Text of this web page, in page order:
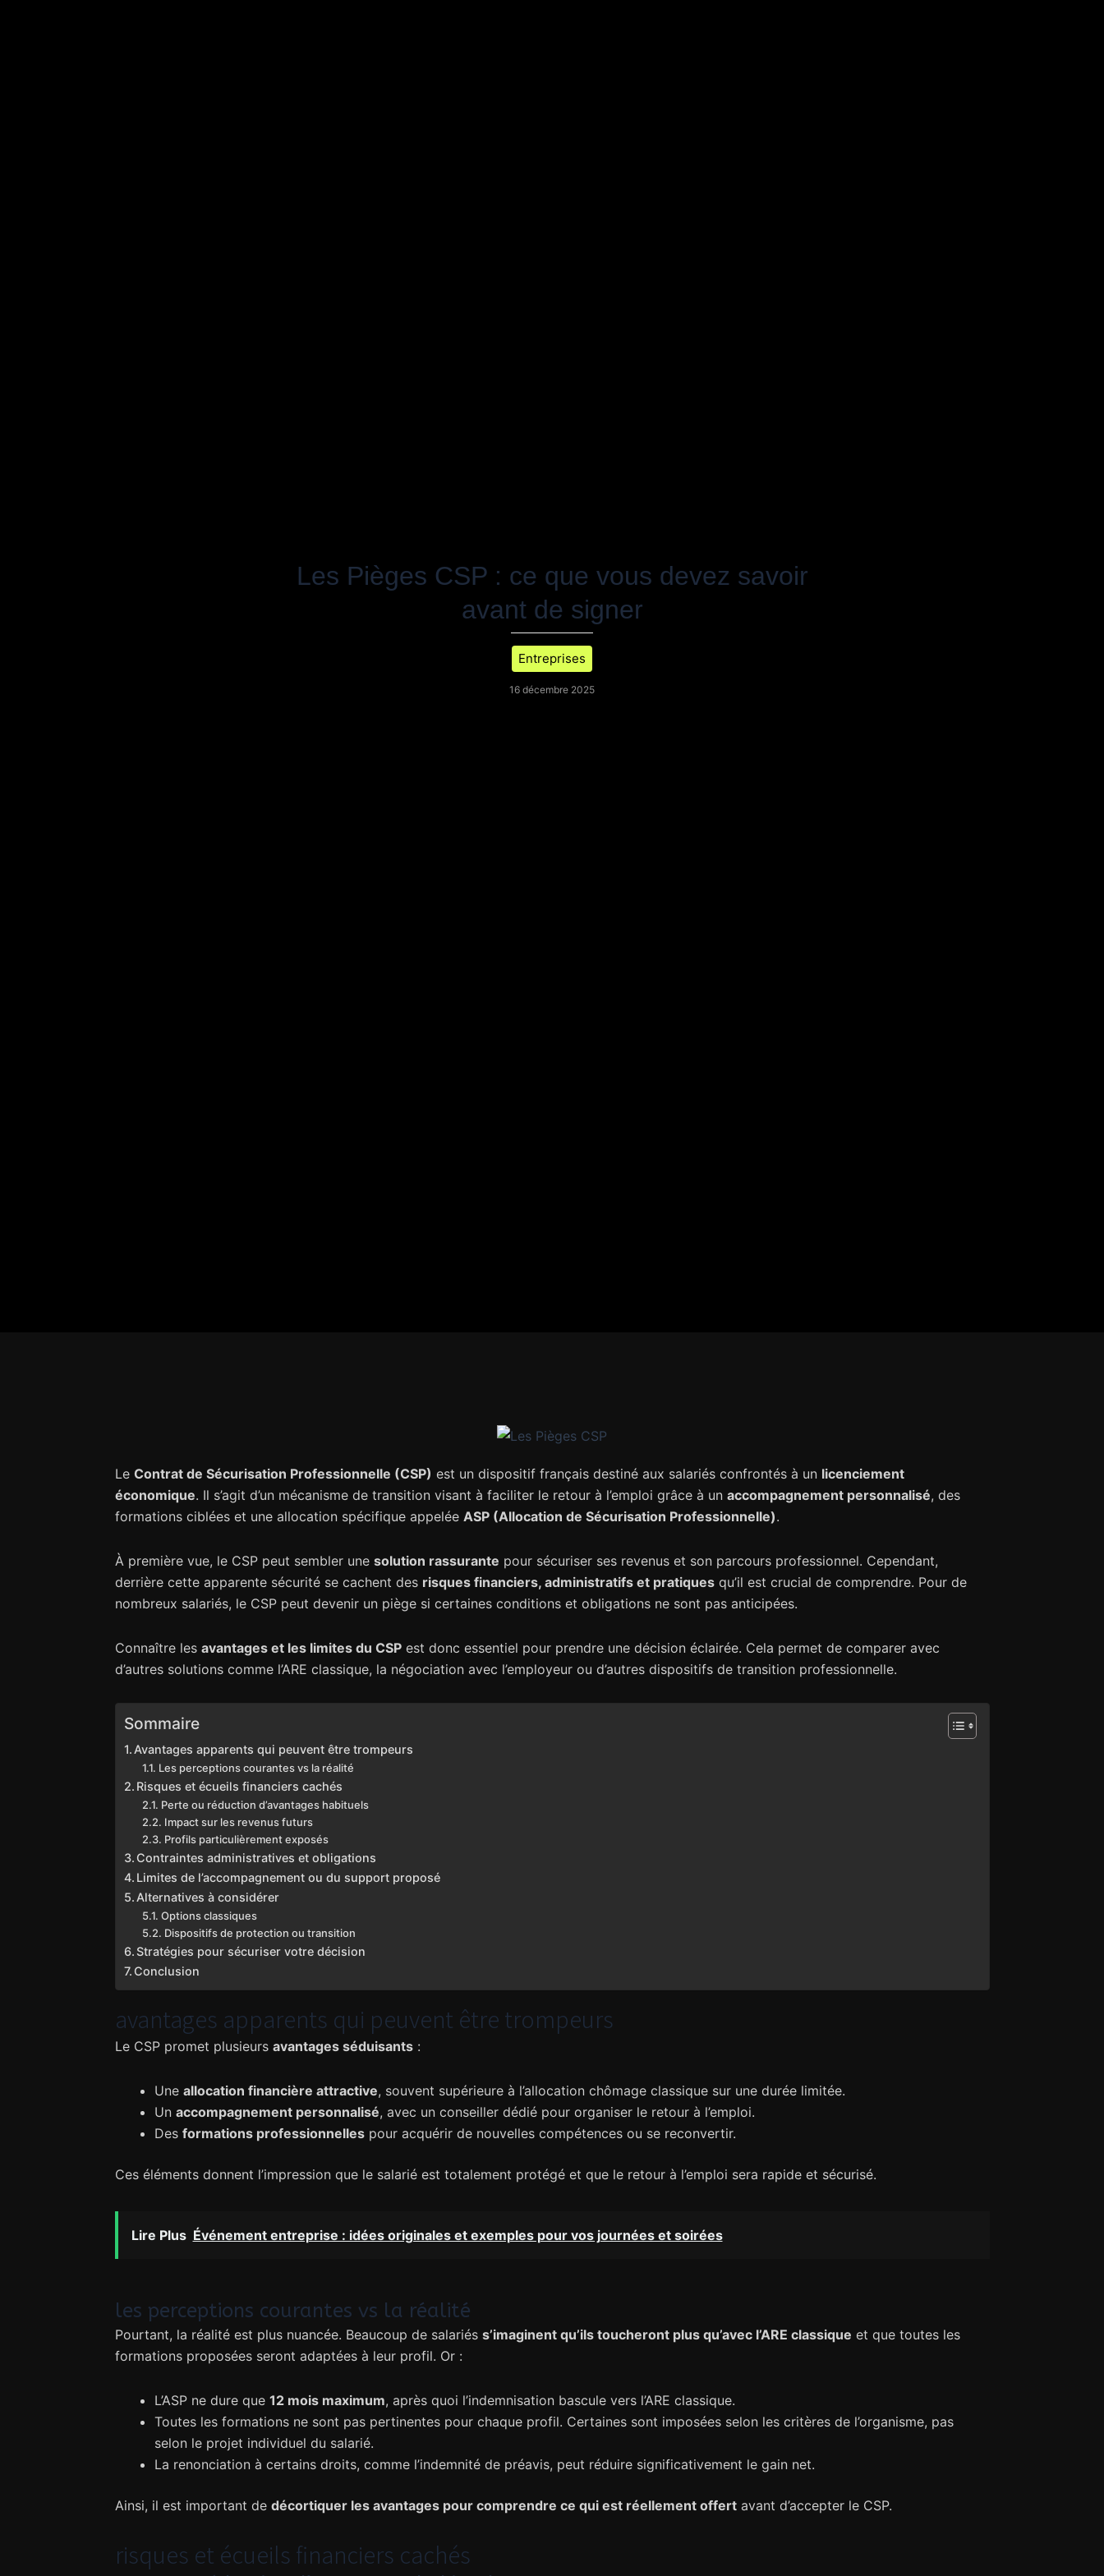
Les Pièges CSP : ce que vous devez savoir
avant de signer
Entreprises
16 décembre 2025
Le Contrat de Sécurisation Professionnelle (CSP) est un dispositif français destiné aux salariés confrontés à un licenciement
économique. Il s’agit d’un mécanisme de transition visant à faciliter le retour à l’emploi grâce à un accompagnement personnalisé, des
formations ciblées et une allocation spécifique appelée ASP (Allocation de Sécurisation Professionnelle).
À première vue, le CSP peut sembler une solution rassurante pour sécuriser ses revenus et son parcours professionnel. Cependant,
derrière cette apparente sécurité se cachent des risques financiers, administratifs et pratiquesqu’il est crucial de comprendre. Pour de
nombreux salariés, le CSP peut devenir un piège si certaines conditions et obligations ne sont pas anticipées.
Connaître les avantages et les limites du CSPest donc essentiel pour prendre une décision éclairée. Cela permet de comparer avec
d’autres solutions comme l’ARE classique, la négociation avec l’employeur ou d’autres dispositifs de transition professionnelle.
Sommaire
Avantages apparents qui peuvent être trompeurs
Les perceptions courantes vs la réalité
Risques et écueils financiers cachés
Perte ou réduction d’avantages habituels
Impact sur les revenus futurs
Profils particulièrement exposés
Contraintes administratives et obligations
Limites de l’accompagnement ou du support proposé
Alternatives à considérer
Options classiques
Dispositifs de protection ou transition
Stratégies pour sécuriser votre décision
Conclusion
avantages apparents qui peuvent être trompeurs
Le CSP promet plusieurs avantages séduisants:
Une allocation financière attractive, souvent supérieure à l’allocation chômage classique sur une durée limitée.
Un accompagnement personnalisé, avec un conseiller dédié pour organiser le retour à l’emploi.
Des formations professionnellespour acquérir de nouvelles compétences ou se reconvertir.
Ces éléments donnent l’impression que le salarié est totalement protégé et que le retour à l’emploi sera rapide et sécurisé.
Lire Plus Événement entreprise : idées originales et exemples pour vos journées et soirées
les perceptions courantes vs la réalité
Pourtant, la réalité est plus nuancée. Beaucoup de salariés s’imaginent qu’ils toucheront plus qu’avec l’ARE classique et que toutes les
formations proposées seront adaptées à leur profil. Or :
L’ASP ne dure que 12 mois maximum, après quoi l’indemnisation bascule vers l’ARE classique.
Toutes les formations ne sont pas pertinentes pour chaque profil. Certaines sont imposées selon les critères de l’organisme, pas
selon le projet individuel du salarié.
La renonciation à certains droits, comme l’indemnité de préavis, peut réduire significativement le gain net.
Ainsi, il est important de décortiquer les avantages pour comprendre ce qui est réellement offertavant d’accepter le CSP.
risques et écueils financiers cachés